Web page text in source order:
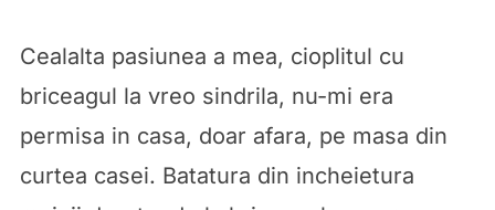
Cealalta pasiunea a mea, cioplitul cu
briceagul la vreo sindrila, nu-mi era
permisa in casa, doar afara, pe masa din
curtea casei. Batatura din incheietura